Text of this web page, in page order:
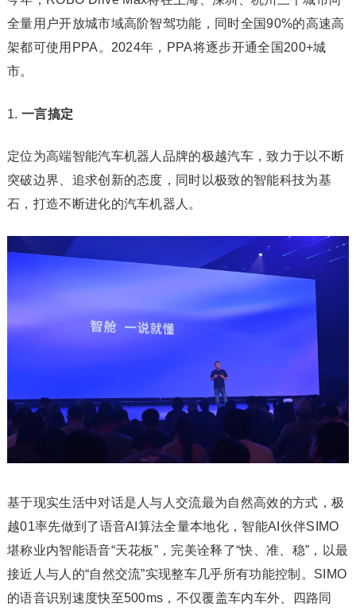
全量用户开放城市域高阶智驾功能，同时全国90%的高速高
架都可使用PPA。2024年，PPA将逐步开通全国200+城
市。
一言搞定
定位为高端智能汽车机器人品牌的极越汽车，致力于以不断
突破边界、追求创新的态度，同时以极致的智能科技为基
石，打造不断进化的汽车机器人。
基于现实生活中对话是人与人交流最为自然高效的方式，极
越01率先做到了语音AI算法全量本地化，智能AI伙伴SIMO
堪称业内智能语音“天花板”，完美诠释了“快、准、稳”，以最
接近人与人的“自然交流”实现整车几乎所有功能控制。SIMO
的语音识别速度快至500ms，不仅覆盖车内车外、四路同